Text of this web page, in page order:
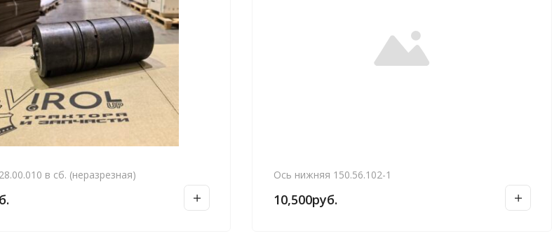
в сб. (неразрезная) Ось нижняя 150.56.102-1
10,500руб.